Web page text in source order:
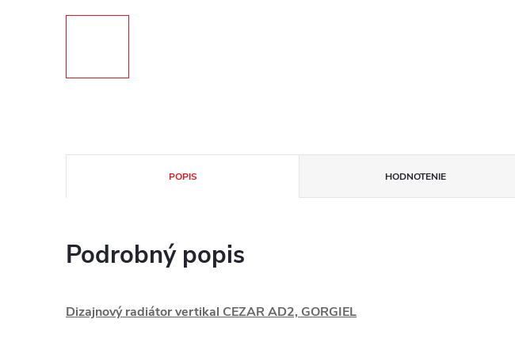
POPIS HODNOTENIE
Podrobný popis
Dizajnový radiátor vertikal CEZAR AD2, GORGIEL